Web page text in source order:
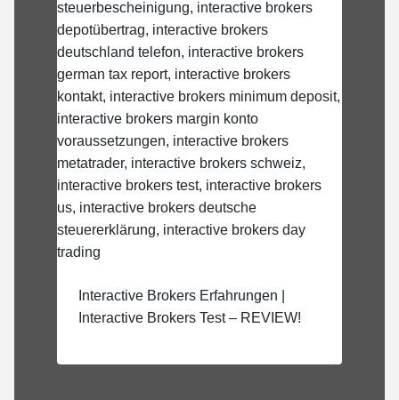
Interactive Brokers Erfahrungen |
Interactive Brokers Test – REVIEW!